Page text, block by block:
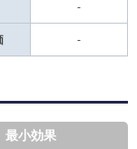
-
-
最小効果